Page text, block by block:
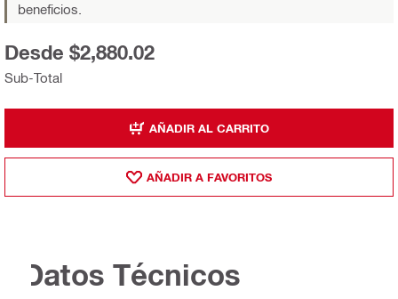
beneficios.
Sub-Total
Desde $2,880.02
AÑADIR AL CARRITO
AÑADIR A FAVORITOS
Datos Técnicos